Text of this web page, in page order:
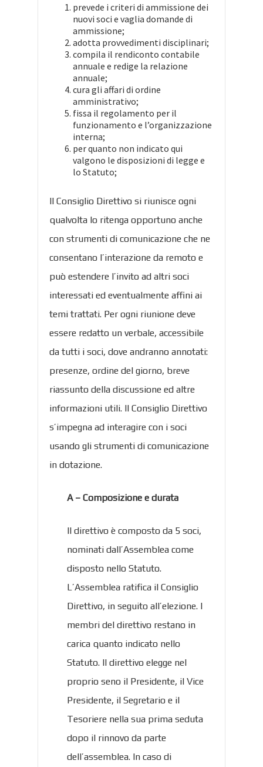
prevede i criteri di ammissione dei
nuovi soci e vaglia domande di
ammissione;
adotta provvedimenti disciplinari;
compila il rendiconto contabile
annuale e redige la relazione
annuale;
cura gli affari di ordine
amministrativo;
fissa il regolamento per il
funzionamento e l’organizzazione
interna;
per quanto non indicato qui
valgono le disposizioni di legge e
lo Statuto;
Il Consiglio Direttivo si riunisce ogni
qualvolta lo ritenga opportuno anche
con strumenti di comunicazione che ne
consentano l’interazione da remoto e
può estendere l’invito ad altri soci
interessati ed eventualmente affini ai
temi trattati. Per ogni riunione deve
essere redatto un verbale, accessibile
da tutti i soci, dove andranno annotati:
presenze, ordine del giorno, breve
riassunto della discussione ed altre
informazioni utili. Il Consiglio Direttivo
s’impegna ad interagire con i soci
usando gli strumenti di comunicazione
in dotazione.
A – Composizione e durata
Il direttivo è composto da 5 soci,
nominati dall’Assemblea come
disposto nello Statuto.
L’Assemblea ratifica il Consiglio
Direttivo, in seguito all’elezione. I
membri del direttivo restano in
carica quanto indicato nello
Statuto. Il direttivo elegge nel
proprio seno il Presidente, il Vice
Presidente, il Segretario e il
Tesoriere nella sua prima seduta
dopo il rinnovo da parte
dell’assemblea. In caso di